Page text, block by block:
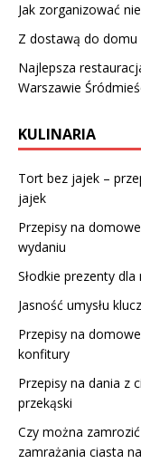
Jak zorganizować
Z dostawą do domu
Najlepsza
Warszawie
KULINARIA
Tort bez jajek –
jajek
Przepisy na
wydaniu
Słodkie prezenty
Jasność umysłu
Przepisy na
konfitury
Przepisy na dania z
przekąski
Czy można
zamrażania ciasta